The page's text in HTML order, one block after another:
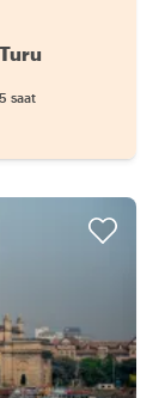
saat